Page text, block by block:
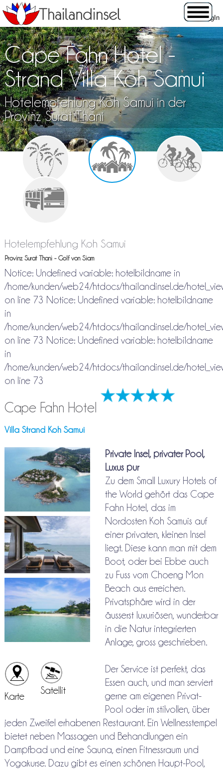
Cape Fahn Hotel -
Strand Villa Koh Samui
Hotelempfehlung Koh Samui in der
Provinz Surat Thani
Hotelempfehlung Koh Samui
Provinz Surat Thani - Golf von Siam
Notice: Undefined variable: hotelbildname in
/home/kunden/web24/htdocs/thailandinsel.de/
on line 73 Notice: Undefined variable: hotelbildname
in
/home/kunden/web24/htdocs/thailandinsel.de/
on line 73 Notice: Undefined variable: hotelbildname
in
/home/kunden/web24/htdocs/thailandinsel.de/
on line 73
Cape Fahn Hotel
Villa Strand Koh Samui
Karte
Satellit
Private Insel, privater Pool,
Luxus pur
Zu dem Small Luxury Hotels of
the World gehört das Cape
Fahn Hotel, das im
Nordosten Koh Samuis auf
einer privaten, kleinen Insel
liegt. Diese kann man mit dem
Boot, oder bei Ebbe auch
zu Fuss vom Choeng Mon
Beach aus erreichen.
Privatsphäre wird in der
äusserst luxuriösen, wunderbar
in die Natur integrierten
Anlage, gross geschrieben.
Der Service ist perfekt, das
Essen auch, und man serviert
gerne am eigenen Privat-
Pool oder im stilvollen, über
jeden Zweifel erhabenen Restaurant. Ein Wellnesstempel
bietet neben Massagen und Behandlungen ein
Dampfbad und eine Sauna, einen Fitnessraum und
Yogakurse. Dazu gibt es einen schönen Haupt-Pool,